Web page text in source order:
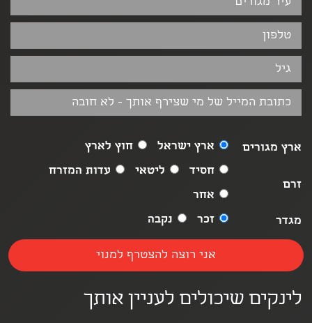
ארץ מגורים ארץ ישראל חוץ לארץ
זרם
חסיד ליטאי
עדות המזרח
אחר
מגדר
זכר נקבה
לינקים שיכולים לעניין אותך